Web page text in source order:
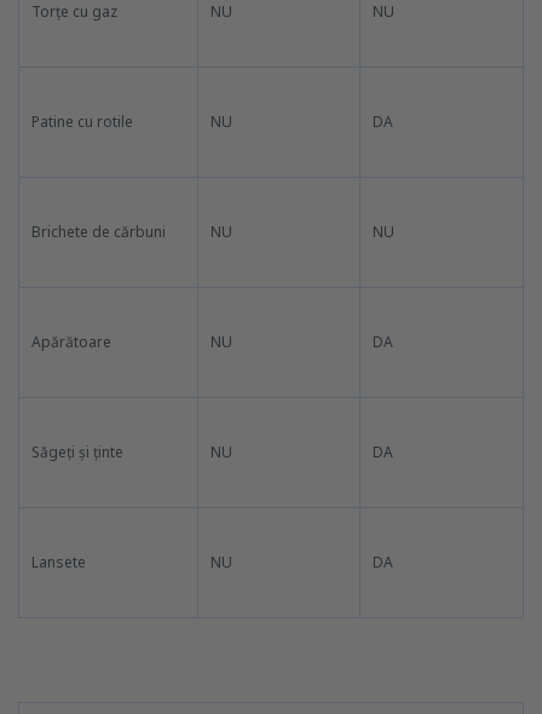
Torțe cu gaz NU NU
Patine cu rotile NU DA
Brichete de cărbuni NU NU
Apărătoare NU DA
Săgeți și ținte NU DA
Lansete NU DA